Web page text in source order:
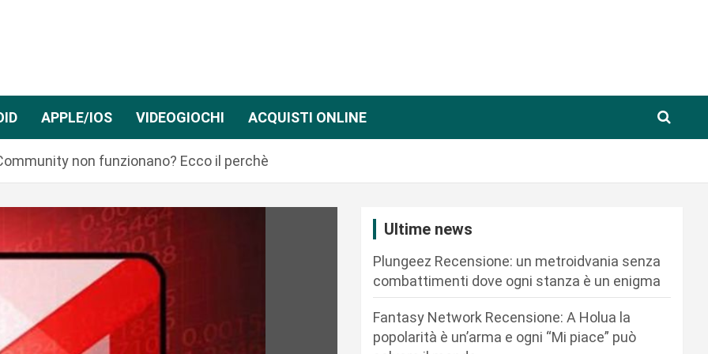
APPLE/IOS VIDEOGIOCHI ACQUISTI ONLINE
non funzionano? Ecco il perchè
Ultime news
Plungeez Recensione: un metroidvania senza
combattimenti dove ogni stanza è un enigma
Fantasy Network Recensione: A Holua la
popolarità è un’arma e ogni “Mi piace” può